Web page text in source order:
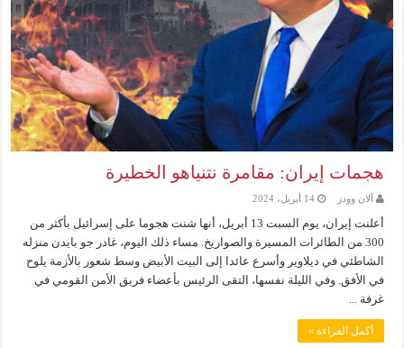
هجمات إيران: مقامرة نتنياهو الخطيرة
آلان وودز 14 أبريل، 2024
أعلنت إيران، يوم السبت 13 أبريل، أنها شنت هجوما على إسرائيل بأكثر من
300 من الطائرات المسيرة والصواريخ. مساء ذلك اليوم، غادر جو بايدن منزله
الشاطئي في ديلاوير وأسرع عائدا إلى البيت الأبيض وسط شعور بالأزمة يلوح
في الأفق. وفي الليلة نفسها، التقى الرئيس بأعضاء فريق الأمن القومي في
غرفة ...
أكمل القراءة »